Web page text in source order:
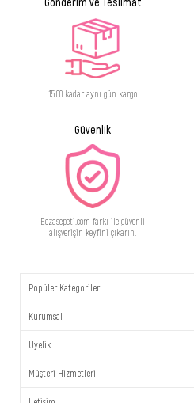
15:00 kadar aynı gün kargo
Güvenlik
Eczasepeti.com farkı ile güvenli
alışverişin keyfini çıkarın.
Popüler Kategoriler
Kurumsal
Üyelik
Müşteri Hizmetleri